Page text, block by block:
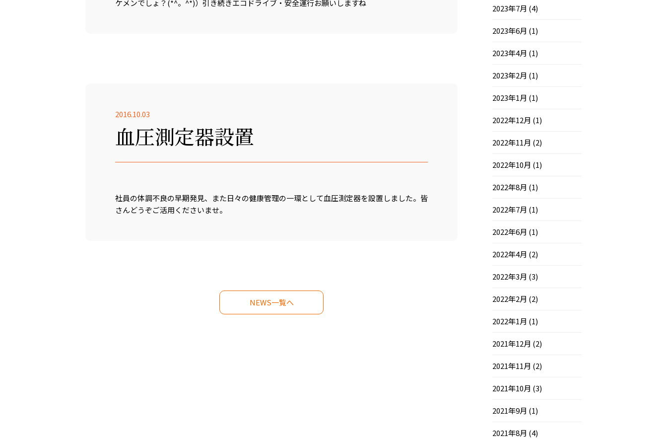
ケメンでしょ？(*^。^*)）引き続きエコドライブ・安全運行お願いしますね
2016.10.03
血圧測定器設置
社員の体調不良の早期発見、また日々の健康管理の一環として血圧測定器を設置しました。皆
さんどうぞご活用くださいませ。
NEWS一覧へ
2023年7月 (4)
2023年6月 (1)
2023年4月 (1)
2023年2月 (1)
2023年1月 (1)
2022年12月 (1)
2022年11月 (2)
2022年10月 (1)
2022年8月 (1)
2022年7月 (1)
2022年6月 (1)
2022年4月 (2)
2022年3月 (3)
2022年2月 (2)
2022年1月 (1)
2021年12月 (2)
2021年11月 (2)
2021年10月 (3)
2021年9月 (1)
2021年8月 (4)